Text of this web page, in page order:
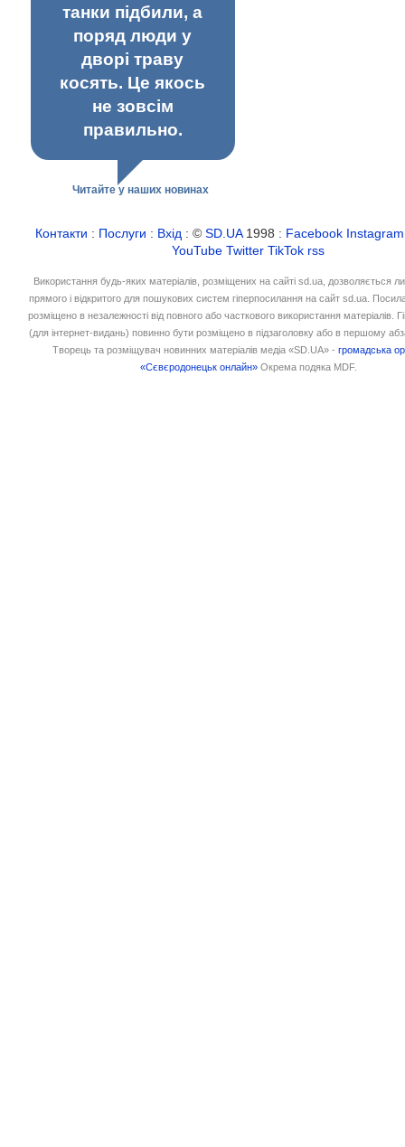
танки підбили, а
поряд люди у
дворі траву
косять. Це якось
не зовсім
правильно.
Читайте у наших новинах
Контакти : Послуги : Вхід : ©SD.UA1998 : Facebook Instagram
YouTube Twitter TikTok rss
Використання будь-яких матеріалів, розміщених на сайті sd.ua, дозволяється
прямого і відкритого для пошукових систем гіперпосилання на сайт sd.ua.
розміщено в незалежності від повного або часткового використання матеріалів.
(для інтернет-видань) повинно бути розміщено в підзаголовку або в першому
Творець та розміщувач новинних матеріалів медіа «SD.UA» -громадська
«Сєвєродонецьк онлайн» Окрема подяка MDF.